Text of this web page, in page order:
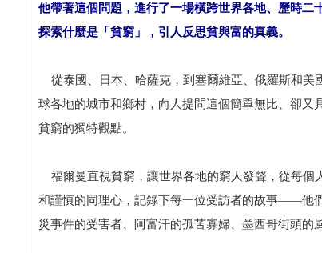
他帶著這個問題，進行了一場橫跨世界各地、歷時二
探索什麼是「貧窮」，引人反思貧與富的真義。
從泰國、日本、哈薩克，到塞爾維亞、俄羅斯和美
球各地的城市和鄉村，向人提問這個簡單無比、卻
貧窮的獨特觀點。
福爾曼直視貧窮，讓世界各地的窮人發聲，從每個
和謹慎的同理心，記錄下每一位受訪者的故事——他
災事件的受害者、阿富汗的孤苦寡婦、墨西哥街頭